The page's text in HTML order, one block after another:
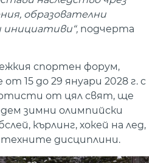
образователни
инициативи“, подчерта
спортен форум,
15 до 29 януари 2028 г. с
от цял ​​свят, ще
зимни олимпийски
кърлинг, хокей на лед,
техните дисциплини.